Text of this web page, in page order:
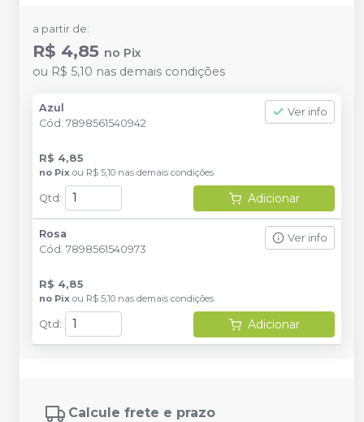
a partir de:
R$ 4,85 no Pix
ou R$ 5,10 nas demais condições
Azul
Cód. 7898561540942
Ver info
R$ 4,85
no Pix ou R$ 5,10 nas demais condições
Qtd : Adicionar
Rosa
Cód. 7898561540973
Ver info
R$ 4,85
no Pix ou R$ 5,10 nas demais condições
Qtd : Adicionar
Calcule frete e prazo